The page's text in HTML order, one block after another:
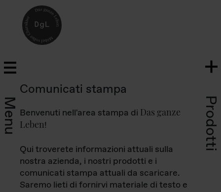
Menu Prodotti
Comunicati stampa
Benvenuti nell'area stampa di Das ganze
Leben!
Qui troverete informazioni attuali sulla
nostra azienda, i nostri prodotti e i
comunicati stampa attuali da scaricare.
Saremo lieti di fornirvi materiale di testo e